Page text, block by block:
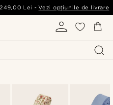
249,00 Lei -Vezi opțiunile de livrare